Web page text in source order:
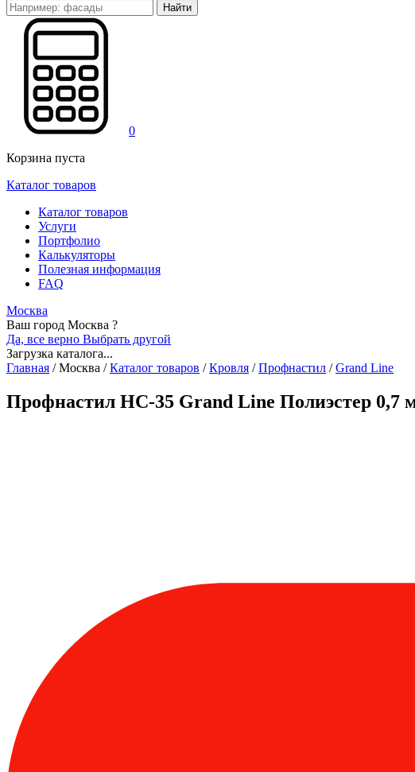
Найти
0
Корзина пуста
Каталог товаров
Каталог товаров
Услуги
Портфолио
Калькуляторы
Полезная информация
FAQ
Москва
Ваш город Москва ?
Да, все верно Выбрать другой
Загрузка каталога...
Главная /Москва / Каталог товаров / Кровля / Профнастил / Grand Line
Профнастил НС-35 Grand Line Полиэстер 0,7